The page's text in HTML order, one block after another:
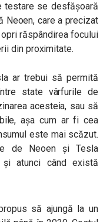
testare se desfășoară
Neoen, care a precizat
răspândirea focului
din proximitate.
ar trebui să permită
state vârfurile de
acesteia, sau să
așa cum ar fi cea
este mai scăzut.
de Neoen și Tesla
atunci când există
să ajungă la un